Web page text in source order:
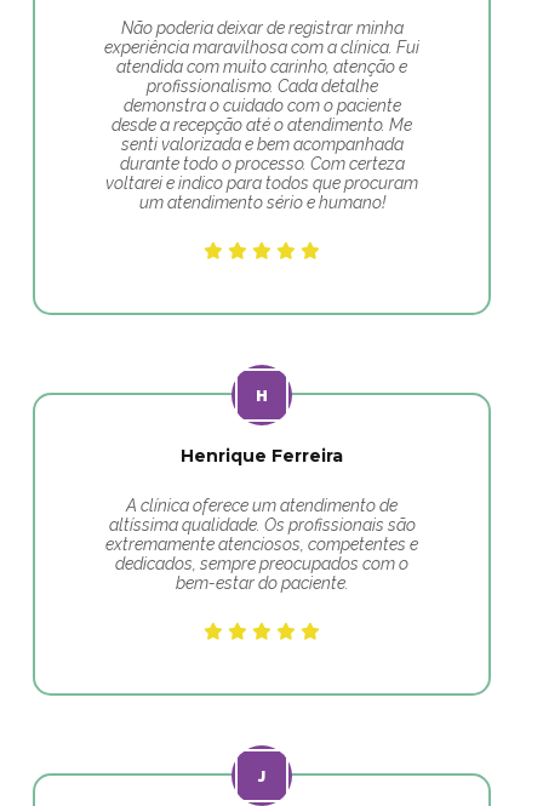
Não poderia deixar de registrar minha
experiência maravilhosa com a clínica. Fui
atendida com muito carinho, atenção e
profissionalismo. Cada detalhe
demonstra o cuidado com o paciente
desde a recepção até o atendimento. Me
senti valorizada e bem acompanhada
durante todo o processo. Com certeza
voltarei e indico para todos que procuram
um atendimento sério e humano!
Henrique Ferreira
A clínica oferece um atendimento de
altíssima qualidade. Os profissionais são
extremamente atenciosos, competentes e
dedicados, sempre preocupados com o
bem-estar do paciente.